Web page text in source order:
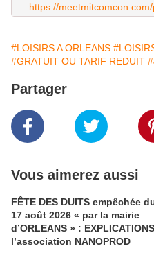
https://
#LOISIRS A ORLEANS
#GRATUIT OU TARIF REDUIT
Partager
Vous aimerez aussi
FÊTE DES DUITS empêchée
17 août 2026 « par la mairie
d’ORLEANS » : EXPLICATIONS de
l’association NANOPROD